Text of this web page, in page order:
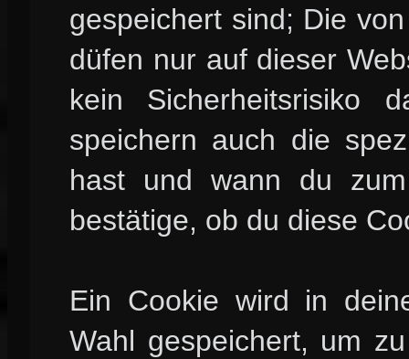
gespeichert sind; Die
düfen nur auf dieser
kein Sicherheitsrisiko
speichern auch die
hast und wann du
bestätige, ob du diese
Ein Cookie wird in
Wahl gespeichert, um